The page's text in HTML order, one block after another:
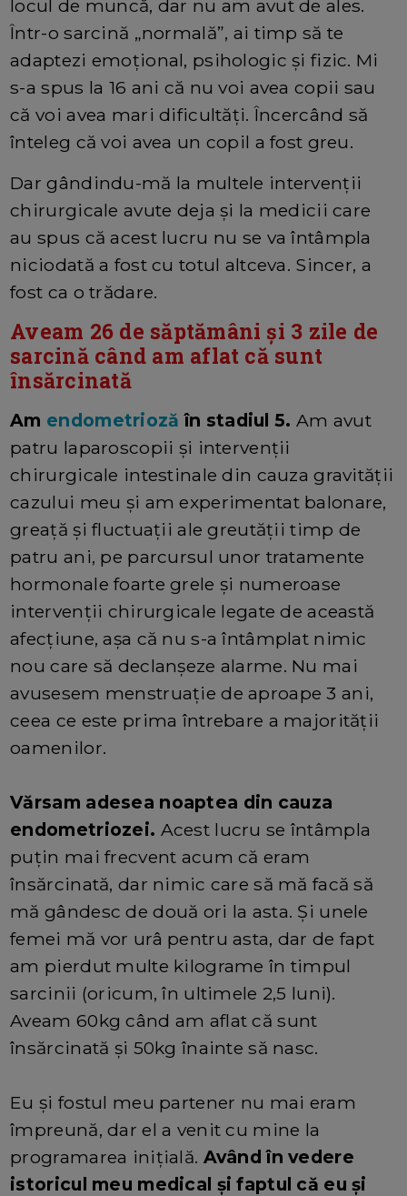
locul de muncă, dar nu am avut de ales.
Într-o sarcină „normală”, ai timp să te
adaptezi emoțional, psihologic și fizic. Mi
s-a spus la 16 ani că nu voi avea copii sau
că voi avea mari dificultăți. Încercând să
înteleg că voi avea un copil a fost greu.
Dar gândindu-mă la multele intervenții
chirurgicale avute deja și la medicii care
au spus că acest lucru nu se va întâmpla
niciodată a fost cu totul altceva. Sincer, a
fost ca o trădare.
Aveam 26 de săptămâni și 3 zile de
sarcină când am aflat că sunt
însărcinată
Am endometrioză în stadiul 5. Am avut
patru laparoscopii și intervenții
chirurgicale intestinale din cauza gravității
cazului meu și am experimentat balonare,
greață și fluctuații ale greutății timp de
patru ani, pe parcursul unor tratamente
hormonale foarte grele și numeroase
intervenții chirurgicale legate de această
afecțiune, așa că nu s-a întâmplat nimic
nou care să declanșeze alarme. Nu mai
avusesem menstruație de aproape 3 ani,
ceea ce este prima întrebare a majorității
oamenilor.
Vărsam adesea noaptea din cauza
endometriozei. Acest lucru se întâmpla
puțin mai frecvent acum că eram
însărcinată, dar nimic care să mă facă să
mă gândesc de două ori la asta. Și unele
femei mă vor urâ pentru asta, dar de fapt
am pierdut multe kilograme în timpul
sarcinii (oricum, în ultimele 2,5 luni).
Aveam 60kg când am aflat că sunt
însărcinată și 50kg înainte să nasc.
Eu și fostul meu partener nu mai eram
împreună, dar el a venit cu mine la
programarea inițială. Având în vedere
istoricul meu medical și faptul că eu și